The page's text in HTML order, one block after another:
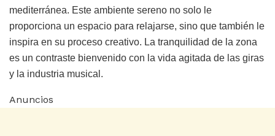
mediterránea. Este ambiente sereno no solo le
proporciona un espacio para relajarse, sino que también le
inspira en su proceso creativo. La tranquilidad de la zona
es un contraste bienvenido con la vida agitada de las giras
y la industria musical.
Anuncios